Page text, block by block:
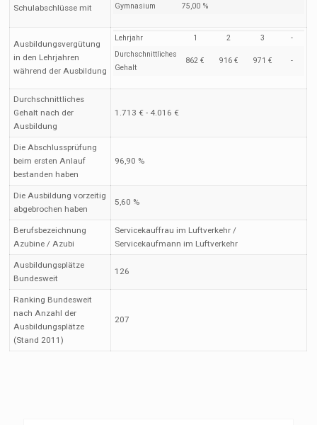
Schulabschlüsse mit
Gymnasium
75,00 %
Ausbildungsvergütung
in den Lehrjahren
während der Ausbildung
Lehrjahr 1 2 3
-
Durchschnittliches
Gehalt
862 € 916 € 971 € -
Durchschnittliches
Gehalt nach der
Ausbildung
1.713 € - 4.016 €
Die Abschlussprüfung
beim ersten Anlauf
bestanden haben
96,90 %
Die Ausbildung vorzeitig
abgebrochen haben
5,60 %
Berufsbezeichnung
Azubine / Azubi
Servicekauffrau im Luftverkehr /
Servicekaufmann im Luftverkehr
Ausbildungsplätze
Bundesweit
126
Ranking Bundesweit
nach Anzahl der
Ausbildungsplätze
(Stand 2011)
207